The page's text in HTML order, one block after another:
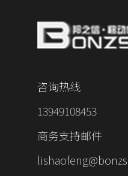
咨询热线
13949108453
商务支持邮件